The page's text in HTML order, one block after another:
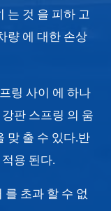
는 것 을 피하 고
량 에 대한 손상
링 사이 에 하나
판 스프링 의 움
맞 출 수 있다.반
용 된다.
를 초과 할 수 없